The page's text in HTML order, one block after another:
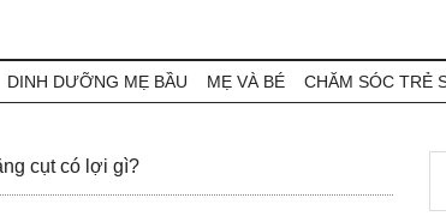
DINH DƯỠNG MẸ BẦU MẸ VÀ BÉ CHĂM SÓC TRẺ
cụt có lợi gì?